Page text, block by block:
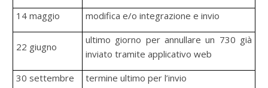
14 maggio
modifica e/o integrazione e invio
22 giugno
ultimo giorno per annullare un 730 già
inviato tramite applicativo web
30 settembre
termine ultimo per l’invio